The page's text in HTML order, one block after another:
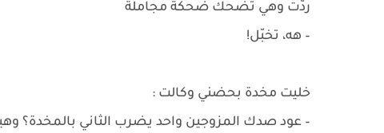
ردّت وهي تضحك ضحكة مجاملة
– هه، تخبّل!
خليت مخدة بحضني وكالت :
– عود صدك المزوجين واحد يضرب الثاني بالمخدة؟